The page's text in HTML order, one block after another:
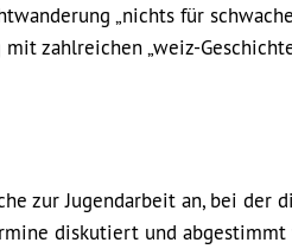
„nichts für
zahlreichen „weiz-
zur Jugendarbeit an, bei der
diskutiert und